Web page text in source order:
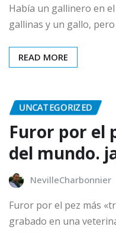
Había un gallinero en
gallinas y un gallo,
READ MORE
UNCATEGORIZED
Furor por el
del mundo.
NevilleCharbonnier
Furor por el pez más
grabado en una